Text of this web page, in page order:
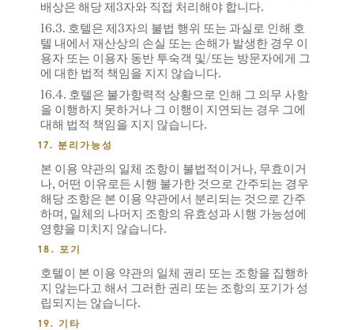
배상은 해당 제3자와 직접 처리해야 합니다.
16.3. 호텔은 제3자의 불법 행위 또는 과실로 인해 호
텔 내에서 재산상의 손실 또는 손해가 발생한 경우 이
용자 또는 이용자 동반 투숙객 및/또는 방문자에게 그
에 대한 법적 책임을 지지 않습니다.
16.4. 호텔은 불가항력적 상황으로 인해 그 의무 사항
을 이행하지 못하거나 그 이행이 지연되는 경우 그에
대해 법적 책임을 지지 않습니다.
17. 분리가능성
본 이용 약관의 일체 조항이 불법적이거나, 무효이거
나, 어떤 이유로든 시행 불가한 것으로 간주되는 경우
해당 조항은 본 이용 약관에서 분리되는 것으로 간주
하며, 일체의 나머지 조항의 유효성과 시행 가능성에
영향을 미치지 않습니다.
18. 포기
호텔이 본 이용 약관의 일체 권리 또는 조항을 집행하
지 않는다고 해서 그러한 권리 또는 조항의 포기가 성
립되지는 않습니다.
19. 기타